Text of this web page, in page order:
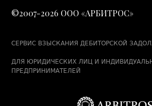
Взыскание задолженности по
Взыскание задолженности по
Набережных Челнах
Как обжаловать штрафы за
системы «Платон» – Пошаговая
©2007-2026 ООО «АРБИТРОС»
СЕРВИС ВЗЫСКАНИЯ ДЕБИТОРСКОЙ
ДЛЯ ЮРИДИЧЕСКИХ ЛИЦ И
ПРЕДПРИНИМАТЕЛЕЙ